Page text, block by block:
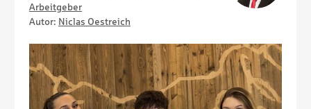
Arbeitgeber
Autor: Niclas Oestreich